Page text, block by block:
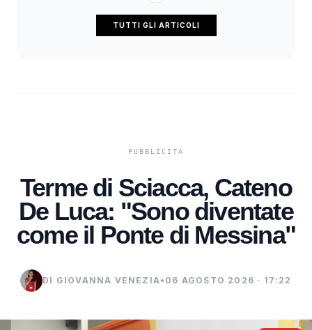
TUTTI GLI ARTICOLI
Terme di Sciacca, Cateno
De Luca: "Sono diventate
come il Ponte di Messina"
DI GIOVANNA VENEZIA• 06 AGOSTO 2026 · 17:22